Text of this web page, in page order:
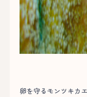
卵を守るモンツキカ